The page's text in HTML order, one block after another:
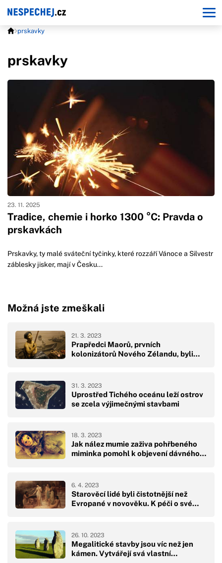
prskavky
prskavky
Tradice, chemie i horko 1300 °C: Pravda o
prskavkách
23. 11. 2025
Prskavky, ty malé sváteční tyčinky, které rozzáří Vánoce a Silvestr
záblesky jisker, mají v Česku...
Možná jste zmeškali
Prapředci Maorů, prvních
kolonizátorů Nového Zélandu, byli…
21. 3. 2023
Uprostřed Tichého oceánu leží ostrov
se zcela výjimečnými stavbami
31. 3. 2023
Jak nález mumie zaživa pohřbeného
miminka pomohl k objevení dávného…
18. 3. 2023
Starověcí lidé byli čistotnější než
Evropané v novověku. K péči o své…
6. 4. 2023
Megalitické stavby jsou víc než jen
kámen. Vytvářejí svá vlastní…
26. 10. 2023